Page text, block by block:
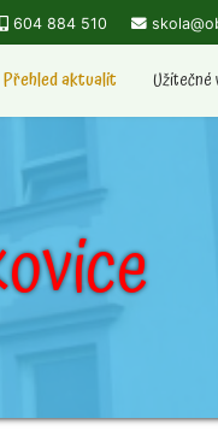
604 884 510
Přehled aktualit Užitečné